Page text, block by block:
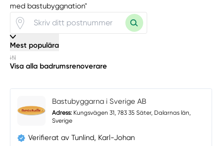
med bastubyggnation"
Mest populära
Visa alla badrumsrenoverare
Bastubyggarna i Sverige AB
Adress: Kungsvägen 31, 783 35 Säter, Dalarnas län,
Sverige
Verifierat av Tunlind, Karl-Johan